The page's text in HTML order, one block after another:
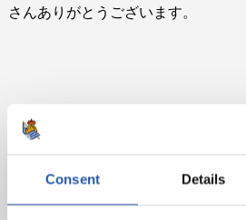
Consent Details
さんありがとうございます。